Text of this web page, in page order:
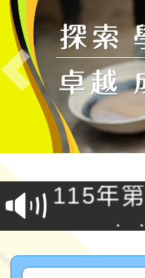
Previous
轉知桃
共運輸
桃「
案，詳
115年
2026
鐵人三
桃園市